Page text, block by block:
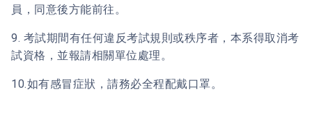
員，同意後方能前往。
9. 考試期間有任何違反考試規則或秩序者，本系得取消考
試資格，並報請相關單位處理。
10.如有感冒症狀，請務必全程配戴口罩。